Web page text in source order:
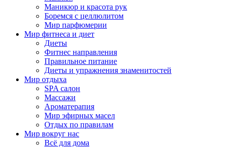
Маникюр и красота рук
Боремся с целлюлитом
Мир парфюмерии
Мир фитнеса и диет
Диеты
Фитнес направления
Правильное питание
Диеты и упражнения знаменитостей
Мир отдыха
SPA салон
Массажи
Ароматерапия
Мир эфирных масел
Отдых по правилам
Мир вокруг нас
Всё для дома